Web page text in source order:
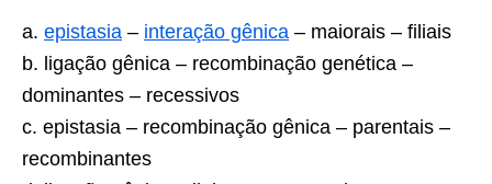
a. epistasia – interação gênica – maiorais – filiais
b. ligação gênica – recombinação genética –
dominantes – recessivos
c. epistasia – recombinação gênica – pa­rentais –
recombinantes